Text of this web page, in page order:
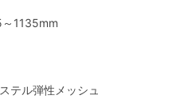
1135mm
テル弾性メッシュ